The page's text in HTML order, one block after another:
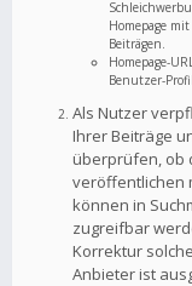
Homepage
Beiträgen.
Homepage-
Benutzer-
Als Nutzer
Ihrer Beiträge
überprüfen, ob
veröffentlichen
können in
zugreifbar
Korrektur
Anbieter ist